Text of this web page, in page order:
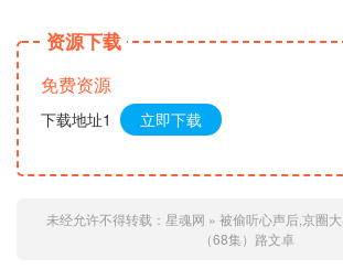
资源下载
免费资源
下载地址1 立即下载
未经允许不得转载： 星魂网 » 被偷听心声后,京圈
（68集）路文卓